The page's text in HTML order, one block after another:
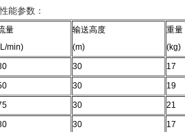
性能参数：
量
min)
输送高度
(m)
重量
(kg)
30 17
30 19
30 21
30 17